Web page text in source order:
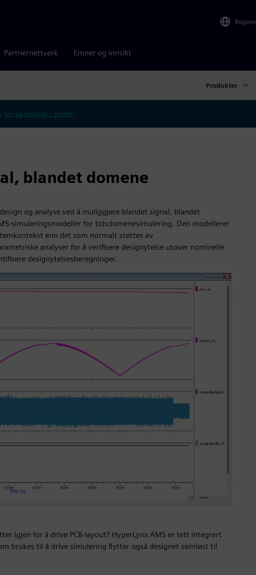
Region
Partnernettverk Emner og innsikt
Produkter
Vis på engelsk i stedet?
blandet domene
og analyse ved å muliggjøre blandet signal, blandet
simuleringsmodeller for tidsdomenesimulering. Den modellerer
enn det som normalt støttes av
analyser for å verifisere designytelse utover nominelle
designytelsesberegninger.
igjen for å drive PCB-layout? HyperLynx AMS er tett integrert
brukes til å drive simulering flytter også designet sømløst til